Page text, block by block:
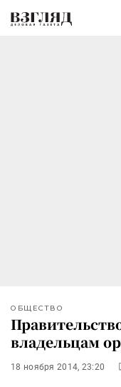
ОБЩЕСТВО
владельцам
18 ноября 2014, 23:20